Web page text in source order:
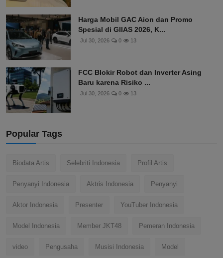
Harga Mobil GAC Aion dan Promo
Spesial di GIIAS 2026, K...
Jul 30, 2026 0 13
FCC Blokir Robot dan Inverter Asing
Baru karena Risiko ...
Jul 30, 2026 0 13
Popular Tags
Biodata Artis Selebriti Indonesia Profil Artis
Penyanyi Indonesia Aktris Indonesia Penyanyi
Aktor Indonesia Presenter YouTuber Indonesia
Model Indonesia Member JKT48 Pemeran Indonesia
video Pengusaha Musisi Indonesia Model